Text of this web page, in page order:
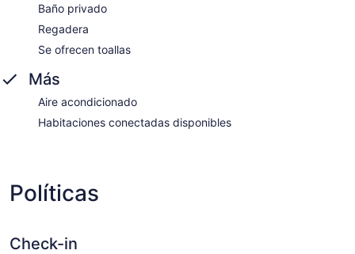
Baño privado
Regadera
Se ofrecen toallas
Más
Aire acondicionado
Habitaciones conectadas disponibles
Políticas
Check-in